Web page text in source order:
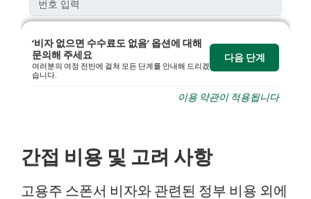
간접 비용 및 고려 사항
고용주 스폰서 비자와 관련된 정부 비용 외에